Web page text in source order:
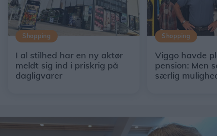
Shopping
I al stilhed har en ny aktør
meldt sig ind i priskrig på
dagligvarer
Shopping
Viggo havde
pension: Men
særlig